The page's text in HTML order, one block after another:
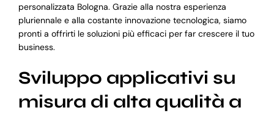
personalizzata Bologna. Grazie alla nostra esperienza
pluriennale e alla costante innovazione tecnologica, siamo
pronti a offrirti le soluzioni più efficaci per far crescere il tuo
business.
Sviluppo applicativi su
misura di alta qualità a